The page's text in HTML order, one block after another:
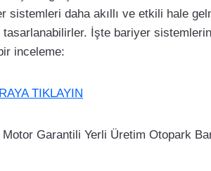
sistemleri daha akıllı ve etkili hale
tasarlanabilirler. İşte bariyer
inceleme:
TIKLAYIN
Motor Garantili Yerli Üretim Otopark